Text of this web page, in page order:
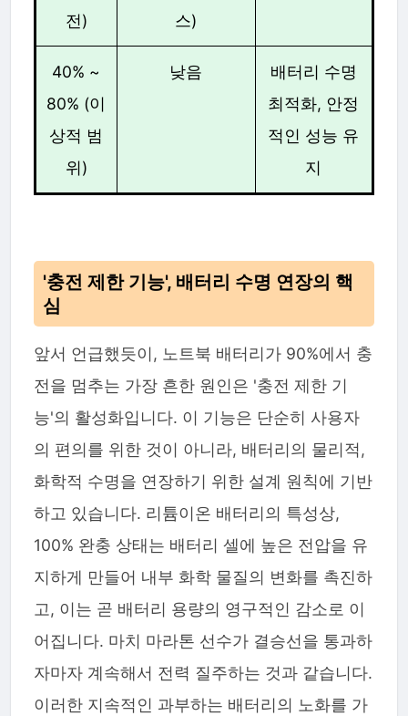
전)
스)
40% ~
80% (이
상적 범
위)
낮음
배터리 수명
최적화, 안정
적인 성능 유
지
'충전 제한 기능', 배터리 수명 연장의 핵
심
앞서 언급했듯이, 노트북 배터리가 90%에서 충
전을 멈추는 가장 흔한 원인은 '충전 제한 기
능'의 활성화입니다. 이 기능은 단순히 사용자
의 편의를 위한 것이 아니라, 배터리의 물리적,
화학적 수명을 연장하기 위한 설계 원칙에 기반
하고 있습니다. 리튬이온 배터리의 특성상,
100% 완충 상태는 배터리 셀에 높은 전압을 유
지하게 만들어 내부 화학 물질의 변화를 촉진하
고, 이는 곧 배터리 용량의 영구적인 감소로 이
어집니다. 마치 마라톤 선수가 결승선을 통과하
자마자 계속해서 전력 질주하는 것과 같습니다.
이러한 지속적인 과부하는 배터리의 노화를 가